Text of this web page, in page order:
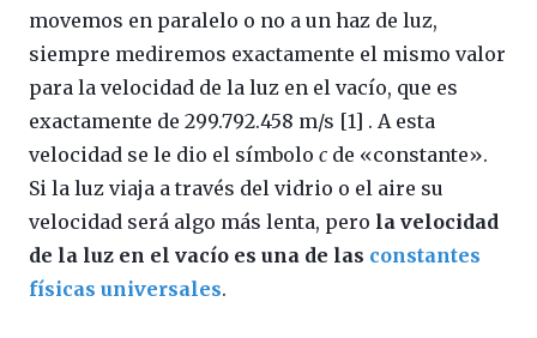
movemos en paralelo o no a un haz de luz,
siempre mediremos exactamente el mismo valor
para la velocidad de la luz en el vacío, que es
exactamente de 299.792.458 m/s [1] . A esta
velocidad se le dio el símbolo c de «constante».
Si la luz viaja a través del vidrio o el aire su
velocidad será algo más lenta, pero la velocidad
de la luz en el vacío es una de las constantes
físicas universales.